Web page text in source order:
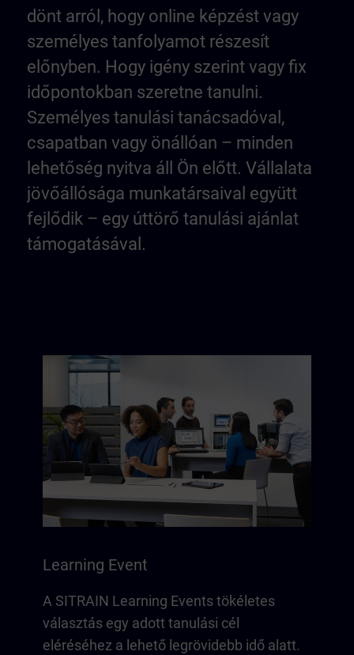
dönt arról, hogy online képzést vagy
személyes tanfolyamot részesít
előnyben. Hogy igény szerint vagy fix
időpontokban szeretne tanulni.
Személyes tanulási tanácsadóval,
csapatban vagy önállóan – minden
lehetőség nyitva áll Ön előtt. Vállalata
jövőállósága munkatársaival együtt
fejlődik – egy úttörő tanulási ajánlat
támogatásával.
Learning Event
A SITRAIN Learning Events tökéletes
választás egy adott tanulási cél
eléréséhez a lehető legrövidebb idő alatt.